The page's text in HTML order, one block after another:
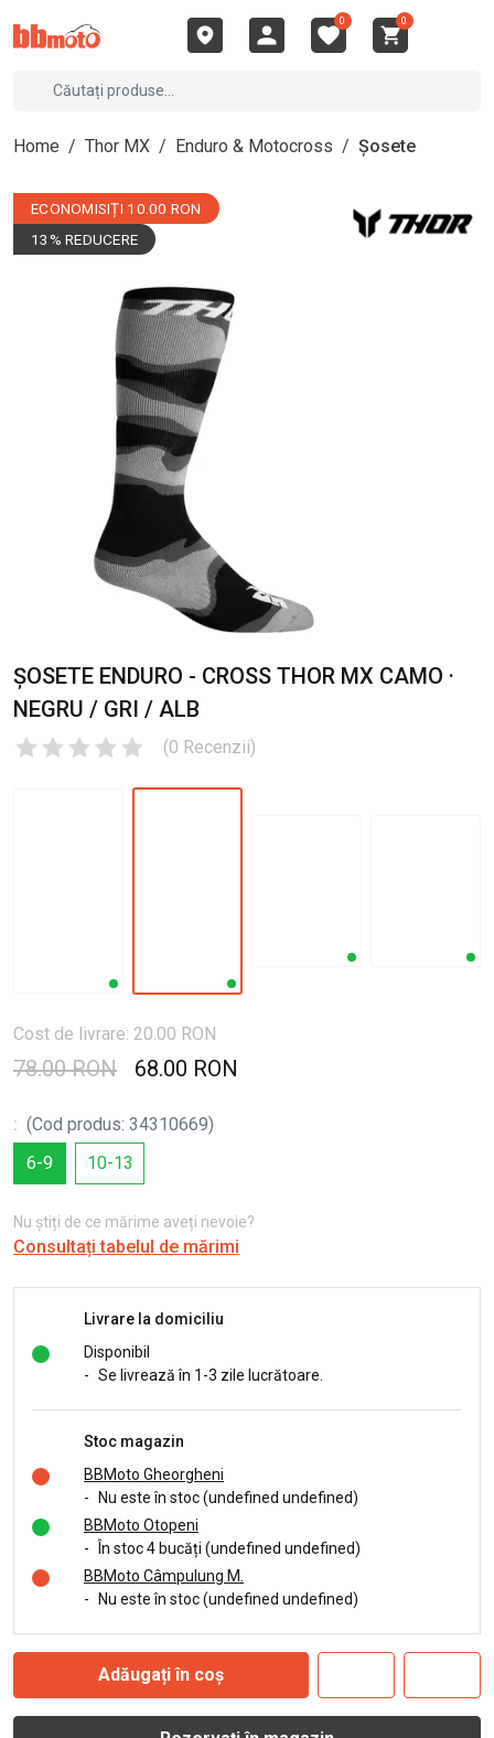
0 0
Home / Thor MX / Enduro & Motocross / Șosete
ECONOMISIȚI 10.00 RON
13% REDUCERE
ȘOSETE ENDURO - CROSS THOR MX CAMO ·
NEGRU / GRI / ALB
(0 Recenzii)
Cost de livrare: 20.00 RON
78.00 RON 68.00 RON
: (Cod produs: 34310669)
6-9
10-13
Nu știți de ce mărime aveți nevoie?
Consultați tabelul de mărimi
Livrare la domiciliu
Disponibil
- Se livrează în 1-3 zile lucrătoare.
Stoc magazin
BBMoto Gheorgheni
-
Nu este în stoc (undefined undefined)
BBMoto Otopeni
-
În stoc 4 bucăți (undefined undefined)
BBMoto Câmpulung M.
-
Nu este în stoc (undefined undefined)
Adăugați în coș